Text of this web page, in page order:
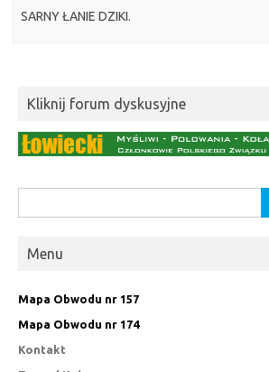
SARNY ŁANIE DZIKI.
Kliknij forum dyskusyjne
Menu
Mapa Obwodu nr 157
Mapa Obwodu nr 174
Kontakt